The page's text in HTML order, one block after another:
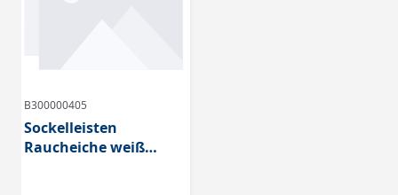
B300000405
Sockelleisten
Raucheiche weiß